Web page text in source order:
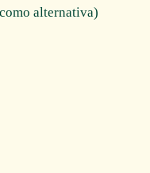
alternativa)